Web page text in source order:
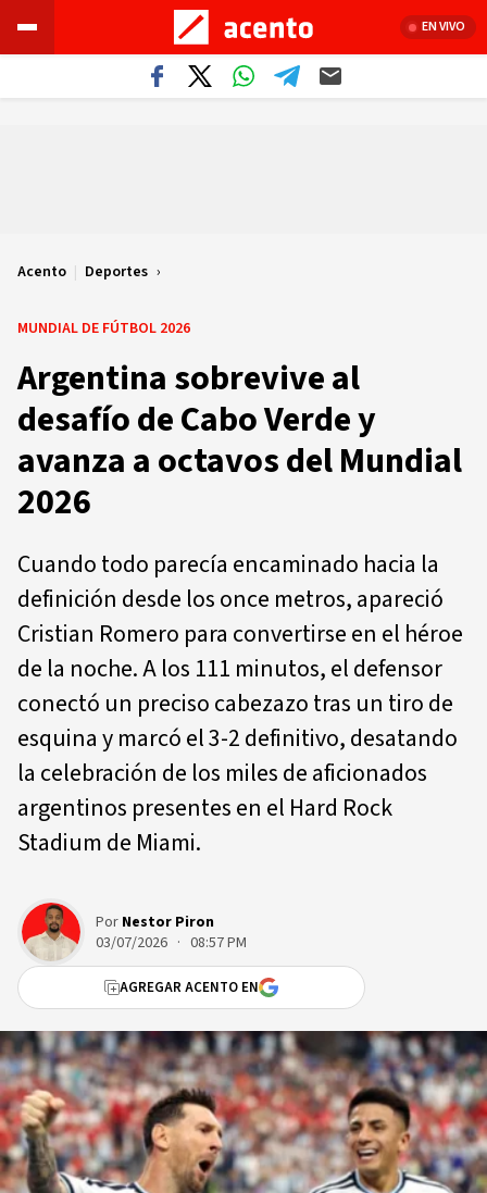
EN VIVO
Acento | Deportes
MUNDIAL DE FÚTBOL 2026
Argentina sobrevive al
desafío de Cabo Verde y
avanza a octavos del Mundial
2026
Cuando todo parecía encaminado hacia la
definición desde los once metros, apareció
Cristian Romero para convertirse en el héroe
de la noche. A los 111 minutos, el defensor
conectó un preciso cabezazo tras un tiro de
esquina y marcó el 3-2 definitivo, desatando
la celebración de los miles de aficionados
argentinos presentes en el Hard Rock
Stadium de Miami.
Por Nestor Piron
03/07/2026 · 08:57 PM
AGREGAR ACENTO EN